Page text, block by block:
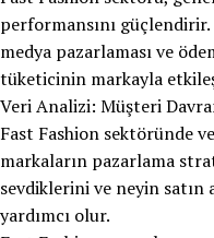
performansını
medya pazarlaması ve
tüketicinin markayla
Veri Analizi: Müşteri
Fast Fashion sektöründe
markaların pazarlama
sevdiklerini ve neyin satın
yardımcı olur.